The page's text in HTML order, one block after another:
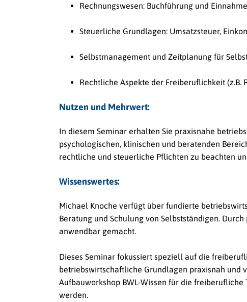
Rechnungswesen: Buchführung und
Steuerliche Grundlagen: Umsatzsteuer,
Selbstmanagement und Zeitplanung für
Rechtliche Aspekte der Freiberuflichkeit (z.B.
Nutzen und Mehrwert:
In diesem Seminar erhalten Sie praxisnahe
psychologischen, klinischen und beratenden
rechtliche und steuerliche Pflichten zu beachten
Wissenswertes:
Michael Knoche verfügt über fundierte
Beratung und Schulung von Selbstständigen.
anwendbar gemacht.
Dieses Seminar fokussiert speziell auf die
betriebswirtschaftliche Grundlagen praxisnah und
Aufbauworkshop BWL-Wissen für die
werden.